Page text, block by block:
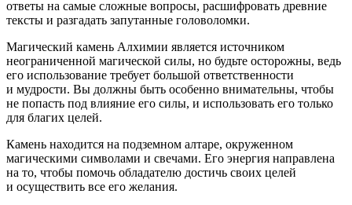
ответы на самые сложные вопросы, расшифровать древние
тексты и разгадать запутанные головоломки.
Магический камень Алхимии является источником
неограниченной магической силы, но будьте осторожны, ведь
его использование требует большой ответственности
и мудрости. Вы должны быть особенно внимательны, чтобы
не попасть под влияние его силы, и использовать его только
для благих целей.
Камень находится на подземном алтаре, окруженном
магическими символами и свечами. Его энергия направлена
на то, чтобы помочь обладателю достичь своих целей
и осуществить все его желания.